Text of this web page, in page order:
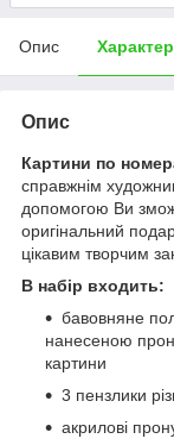
Опис
Опис
Картини по
справжнім
допомогою Ви
оригінальний
цікавим творчим
В набір входить:
бавовняне
нанесеною
картини
3 пензлики
акрилові